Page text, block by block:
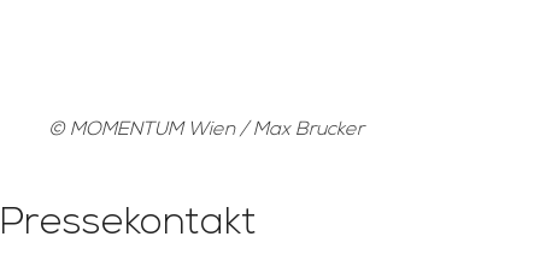
© MOMENTUM Wien / Max Brucker
Pressekontakt